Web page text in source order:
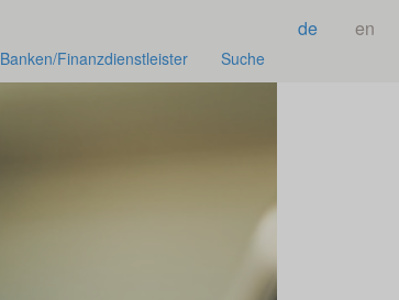
de en
Banken/Finanzdienstleister Suche